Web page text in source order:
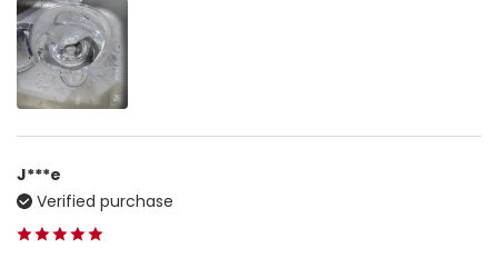
J***e
Verified purchase